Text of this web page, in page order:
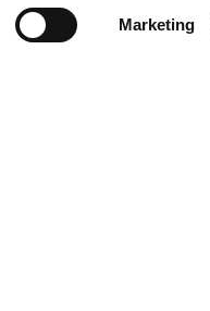
Marketing